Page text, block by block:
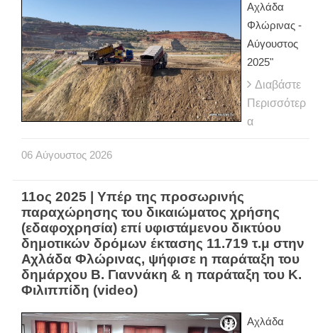
Αχλάδα
Φλώρινας -
Αύγουστος
2025"
Διαβάστε
Περισσότερ
α
06 Αύγουστος 2026
11ος 2025 | Υπέρ της προσωρινής
παραχώρησης του δικαιώματος χρήσης
(εδαφοχρησία) επί υφιστάμενου δικτύου
δημοτικών δρόμων έκτασης 11.719 τ.μ στην
Αχλάδα Φλώρινας, ψήφισε η παράταξη του
δημάρχου Β. Γιαννάκη & η παράταξη του Κ.
Φιλιππίδη (video)
Αχλάδα